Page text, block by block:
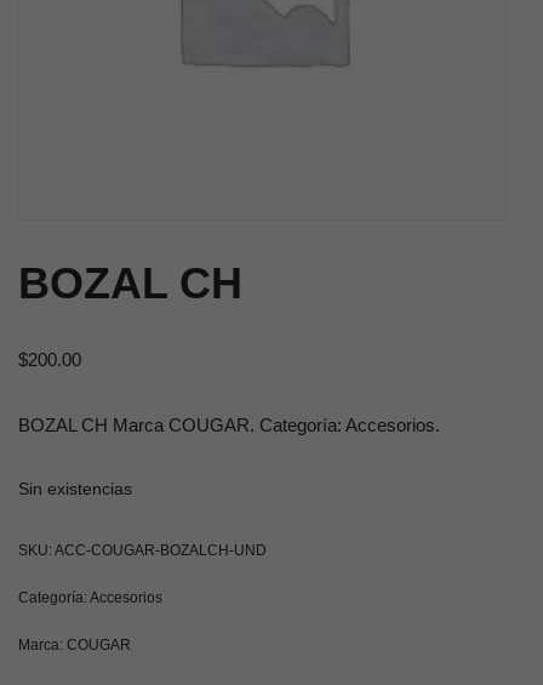
BOZAL CH
$200.00
BOZAL CH Marca COUGAR. Categoría: Accesorios.
Sin existencias
SKU: ACC-COUGAR-BOZALCH-UND
Categoría: Accesorios
Marca: COUGAR